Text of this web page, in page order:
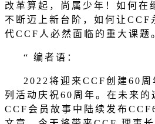
改革算起，尚属少年！如何在
不断迈上新台阶，如何让 CCF
代CCF 人必然面临的重大课题
“ 编者语：
2022 将迎来CCF创建60 周
列活动庆祝 60 周年。在未来的
CCF 会员故事中陆续发布